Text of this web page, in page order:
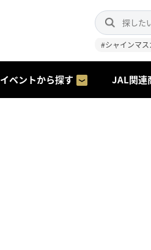
#シャインマス
イベントから探す JAL関連